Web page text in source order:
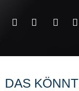
DAS